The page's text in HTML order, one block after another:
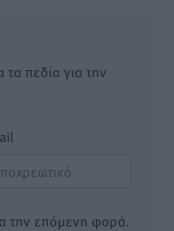
πεδία για την
την επόμενη φορά.